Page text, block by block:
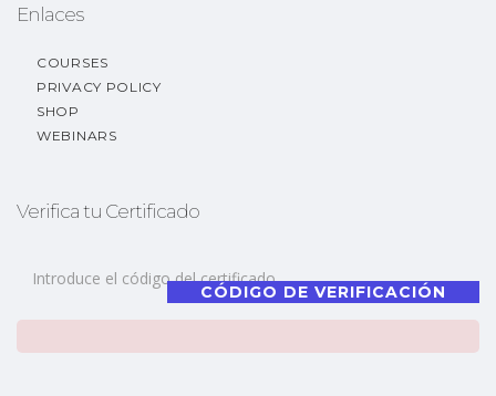
Enlaces
COURSES
PRIVACY POLICY
SHOP
WEBINARS
Verifica tu Certificado
CÓDIGO DE VERIFICACIÓN